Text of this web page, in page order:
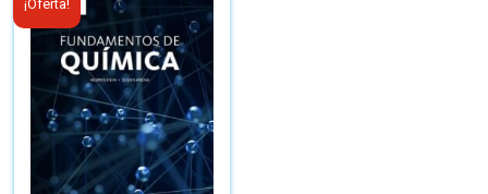
¡Oferta!
precio
original
era:
B/.38.28.
precio
es:
B/.21.00.